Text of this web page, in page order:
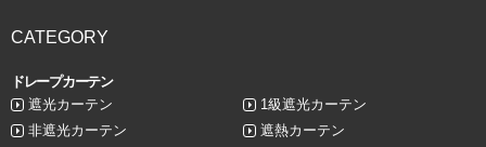
CATEGORY
ドレープカーテン
遮光カーテン
1級遮光カーテン
非遮光カーテン
遮熱カーテン